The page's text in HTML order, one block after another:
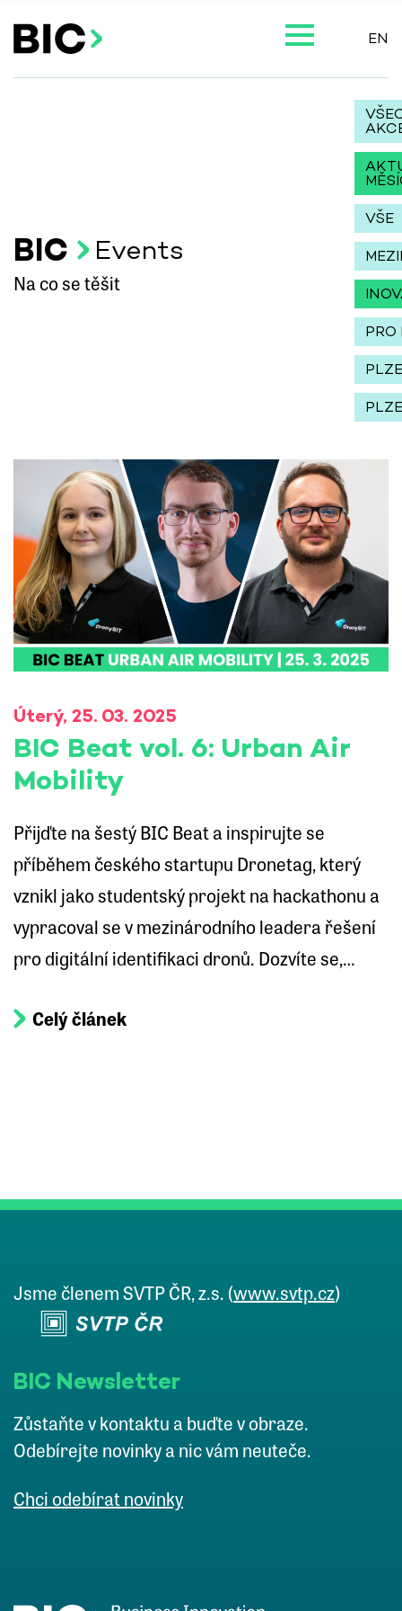
EN
BIC Events
Na co se těšit
VŠE
PRO
Úterý, 25. 03. 2025
BIC Beat vol. 6: Urban Air
Mobility
Přijďte na šestý BIC Beat a inspirujte se
příběhem českého startupu Dronetag, který
vznikl jako studentský projekt na hackathonu a
vypracoval se v mezinárodního leadera řešení
pro digitální identifikaci dronů. Dozvíte se,…
Celý článek
Jsme členem SVTP ČR, z.s. (www.svtp.cz)
BIC Newsletter
Zůstaňte v kontaktu a buďte v obraze.
Odebírejte novinky a nic vám neuteče.
Chci odebírat novinky